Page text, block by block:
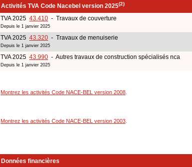
Activités TVA Code Nacebel version 2025(2)
TVA 2025 43.410 - Travaux de couverture
Depuis le 1 janvier 2025
TVA 2025 43.320 - Travaux de menuiserie
Depuis le 1 janvier 2025
TVA 2025 43.990 - Autres travaux de construction spécialisés nca
Depuis le 1 janvier 2025
Montrez les activités Code NACE-BEL version 2008
Montrez les activités Code NACE-BEL version 2003
Données financières